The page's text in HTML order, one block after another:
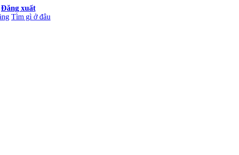
Đăng xuất
Tìm gì ở đâu